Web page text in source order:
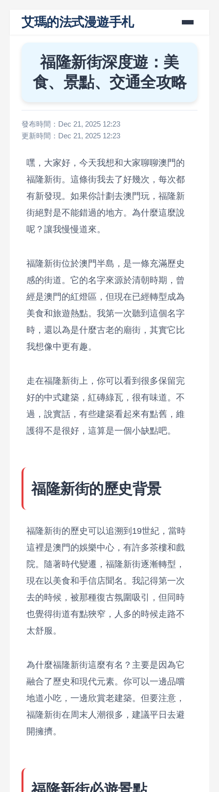
艾瑪的法式漫遊手札
福隆新街深度遊：美
食、景點、交通全攻略
發布時間：Dec 21, 2025 12:23
更新時間：Dec 21, 2025 12:23
嘿，大家好，今天我想和大家聊聊澳門的
福隆新街。這條街我去了好幾次，每次都
有新發現。如果你計劃去澳門玩，福隆新
街絕對是不能錯過的地方。為什麼這麼說
呢？讓我慢慢道來。
福隆新街位於澳門半島，是一條充滿歷史
感的街道。它的名字來源於清朝時期，曾
經是澳門的紅燈區，但現在已經轉型成為
美食和旅遊熱點。我第一次聽到這個名字
時，還以為是什麼古老的廟街，其實它比
我想像中更有趣。
走在福隆新街上，你可以看到很多保留完
好的中式建築，紅磚綠瓦，很有味道。不
過，說實話，有些建築看起來有點舊，維
護得不是很好，這算是一個小缺點吧。
福隆新街的歷史背景
福隆新街的歷史可以追溯到19世紀，當時
這裡是澳門的娛樂中心，有許多茶樓和戲
院。隨著時代變遷，福隆新街逐漸轉型，
現在以美食和手信店聞名。我記得第一次
去的時候，被那種復古氛圍吸引，但同時
也覺得街道有點狹窄，人多的時候走路不
太舒服。
為什麼福隆新街這麼有名？主要是因為它
融合了歷史和現代元素。你可以一邊品嚐
地道小吃，一邊欣賞老建築。但要注意，
福隆新街在周末人潮很多，建議平日去避
開擁擠。